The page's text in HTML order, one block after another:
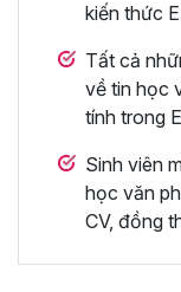
kiến thức
Tất cả
về tin học
tính trong
Sinh viên
học văn
CV, đồng